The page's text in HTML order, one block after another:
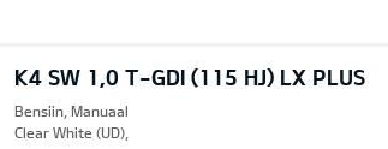
K4 SW 1,0 T-GDI (115 HJ) LX PLUS
Bensiin, Manuaal
Clear White (UD),